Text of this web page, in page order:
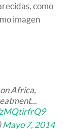
como
imagen
Africa,
Mayo 7, 2014